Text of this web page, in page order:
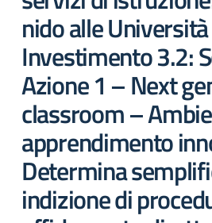
nido alle Università
Investimento 3.2:
Azione 1 – Next
classroom –
apprendimento
Determina
indizione di